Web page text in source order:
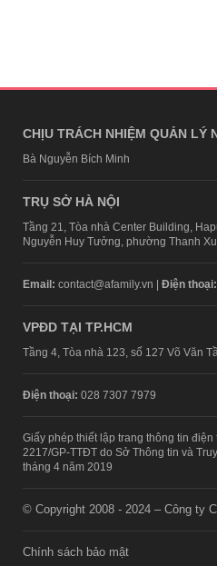
CHỊU TRÁCH NHIỆM QUẢN LÝ
Bà Nguyễn Bích Minh
TRỤ SỞ HÀ NỘI
Tầng 21, Tòa nhà Center Building,
Nguyễn Huy Tưởng, phường Thanh
Email: contact@afamily.vn | Điện thoại:
VPĐD TẠI TP.HCM
Tầng 4, Tòa nhà 123, số 127 Võ Văn
Điện thoại: 028 7307 7979
Giấy phép thiết lập trang thông tin
2217/GP-TTĐT do Sở Thông tin và
tháng 4 năm 2019
© Copyright 2008 - 2024 – Công ty
Chính sách bảo mật